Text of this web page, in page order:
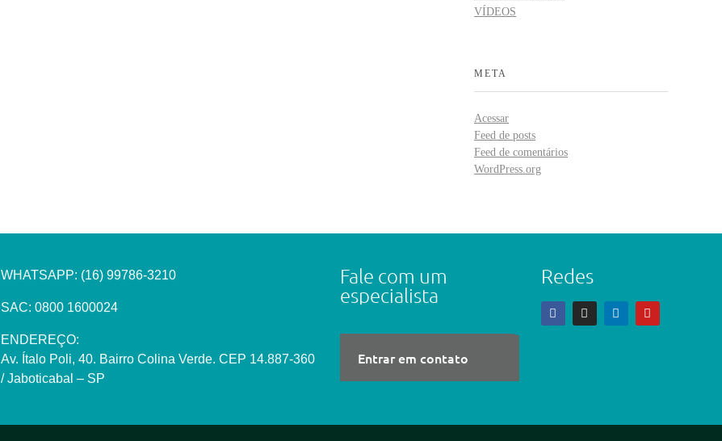
VÍDEOS
META
Acessar
Feed de posts
Feed de comentários
WordPress.org
WHATSAPP: (16) 99786-3210
SAC: 0800 1600024
ENDEREÇO:
Av. Ítalo Poli, 40. Bairro Colina Verde. CEP 14.887-360
/ Jaboticabal – SP
Fale com um
especialista
Entrar em contato
Redes